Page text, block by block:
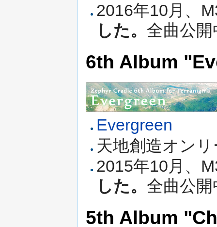
2016年10月、
した。 全曲公開
6th Album
Evergreen
天地創造オン
2015年10月、
した。 全曲公開
5th Album